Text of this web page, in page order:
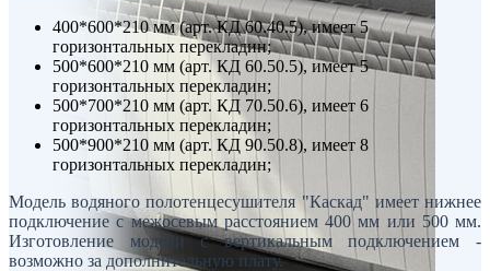
400*600*210 мм (арт. КД 60.40.5), имеет 5
горизонтальных перекладин;
500*600*210 мм (арт. КД 60.50.5), имеет 5
горизонтальных перекладин;
500*700*210 мм (арт. КД 70.50.6), имеет 6
горизонтальных перекладин;
500*900*210 мм (арт. КД 90.50.8), имеет 8
горизонтальных перекладин;
Модель водяного полотенцесушителя "Каскад" имеет нижнее
подключение с межосевым расстоянием 400 мм или 500 мм.
Изготовление модели с вертикальным подключением -
возможно за дополнительную плату.